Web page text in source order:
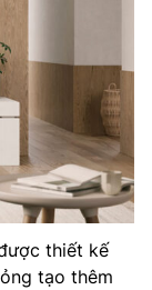
kiếm bằng
bị di động)
thiết kế
tạo thêm